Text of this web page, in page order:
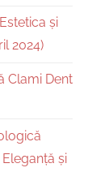
și
2024)
Clami Dent
și